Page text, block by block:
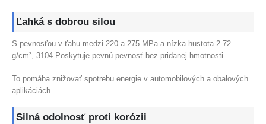
Ľahká s dobrou silou
S pevnosťou v ťahu medzi 220 a 275 MPa a nízka hustota 2.72
g/cm³, 3104 Poskytuje pevnú pevnosť bez pridanej hmotnosti.
To pomáha znižovať spotrebu energie v automobilových a obalových
aplikáciách.
Silná odolnosť proti korózii